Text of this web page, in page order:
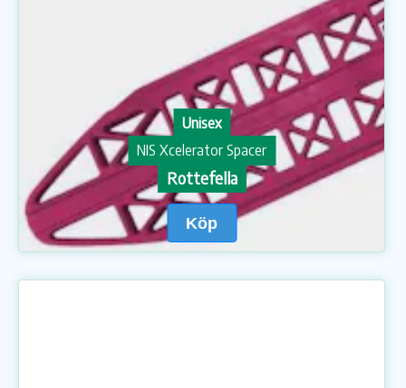
Unisex
NIS Xcelerator Spacer
Rottefella
Köp